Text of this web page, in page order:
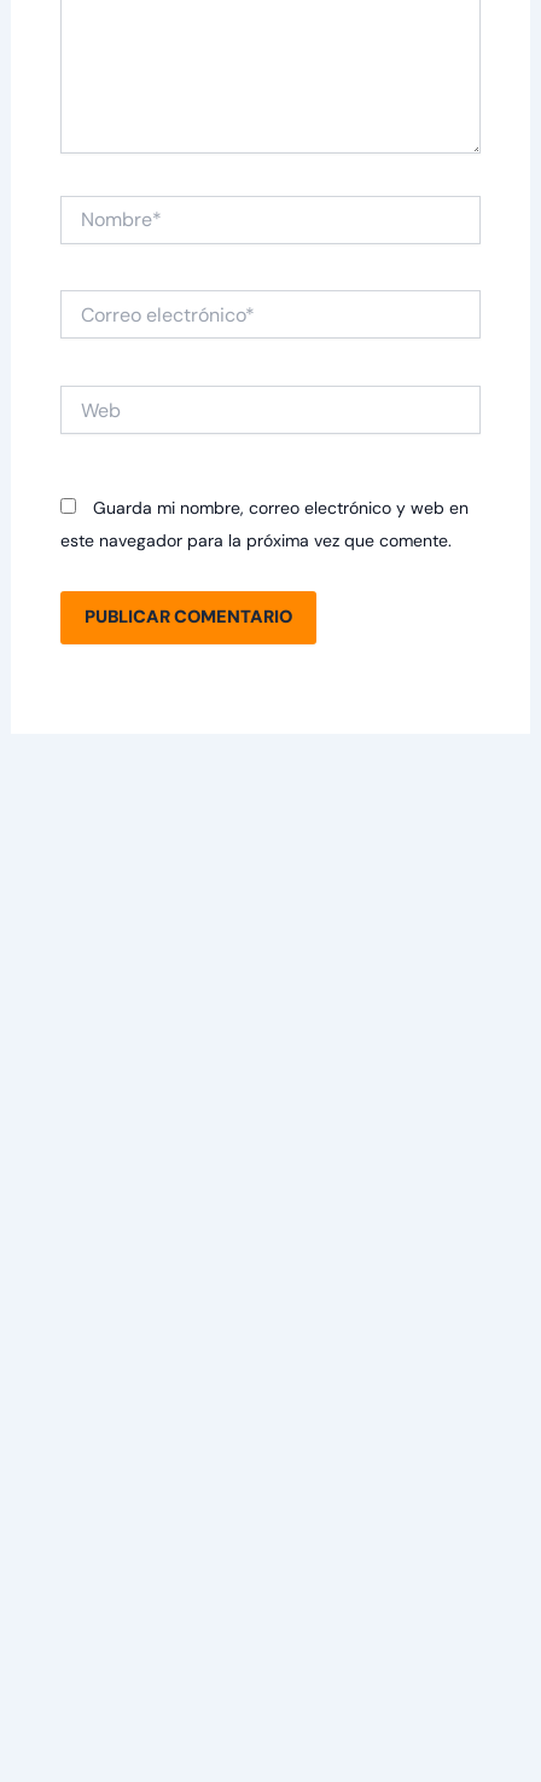
Nombre*
electrónico*
Guarda mi nombre, correo electrónico y web en
este navegador para la próxima vez que comente.